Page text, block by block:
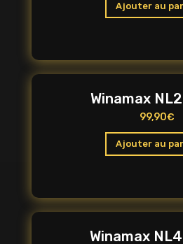
Ajouter au
Winamax
99,90€
Ajouter au
Winamax